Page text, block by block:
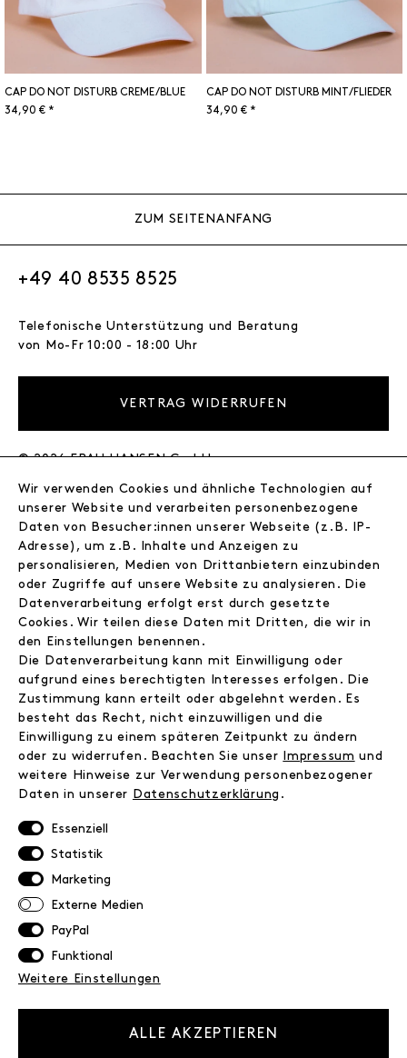
CAP DO NOT DISTURB CREME/BLUE
34,90 € *
CAP DO NOT DISTURB MINT/FLIEDER
34,90 € *
ZUM SEITENANFANG
+49 40 8535 8525
Telefonische Unterstützung und Beratung
von Mo-Fr 10:00 - 18:00 Uhr
VERTRAG WIDERRUFEN
© 2026 FRAU HANSEN GmbH
Store
Journal
Wir
Jobs
Instagram
Facebook
Kontakt
FAQ
Zahlungsinformationen
Versand
Retoure
Datenschutz
AGB
Impressum
NEWSLETTER
Wir verwenden Cookies und ähnliche Technologien auf
unserer Website und verarbeiten personenbezogene
Daten von Besucher:innen unserer Webseite (z.B. IP-
Adresse), um z.B. Inhalte und Anzeigen zu
personalisieren, Medien von Drittanbietern einzubinden
oder Zugriffe auf unsere Website zu analysieren. Die
Datenverarbeitung erfolgt erst durch gesetzte
Cookies. Wir teilen diese Daten mit Dritten, die wir in
den Einstellungen benennen.
Die Datenverarbeitung kann mit Einwilligung oder
aufgrund eines berechtigten Interesses erfolgen. Die
Zustimmung kann erteilt oder abgelehnt werden. Es
besteht das Recht, nicht einzuwilligen und die
Einwilligung zu einem späteren Zeitpunkt zu ändern
oder zu widerrufen. Beachten Sie unser
Impressum und
weitere Hinweise zur Verwendung personenbezogener
Daten in unserer
Daten­schutz­erklärung .
Essenziell
Statistik
Marketing
Externe Medien
PayPal
Funktional
Weitere Einstellungen
ALLE AKZEPTIEREN